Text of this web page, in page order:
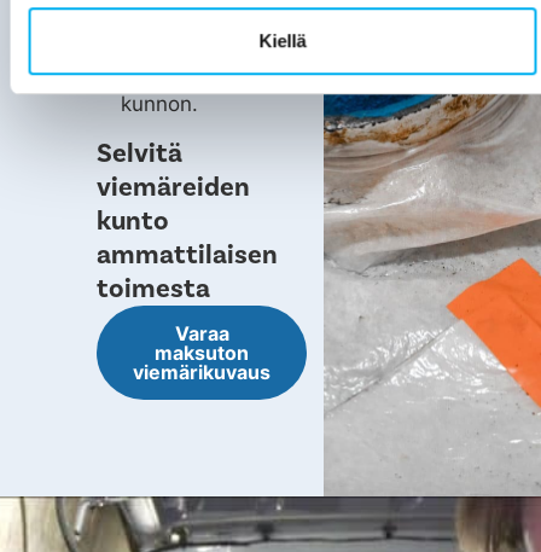
Kiellä
varmistaa
viemäreiden
kunnon.
Selvitä
viemäreiden
kunto
ammattilaisen
toimesta
Varaa
maksuton
viemärikuvaus